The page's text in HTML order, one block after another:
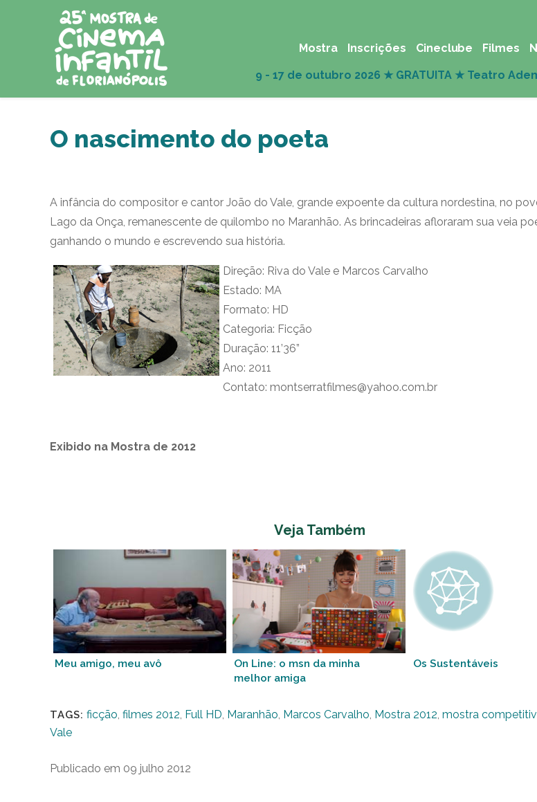
Mostra Inscrições Cineclube Filmes
O nascimento do poeta
A infância do compositor e cantor João do Vale, grande expoente da cultura nordestina, no
Lago da Onça, remanescente de quilombo no Maranhão. As brincadeiras afloraram sua veia
ganhando o mundo e escrevendo sua história.
Direção: Riva do Vale e Marcos Carvalho
Estado: MA
Formato: HD
Categoria: Ficção
Duração: 11’36”
Ano: 2011
Contato: montserratfilmes@yahoo.com.br
Exibido na Mostra de 2012
Veja Também
Meu amigo, meu avô
On Line: o msn da minha
melhor amiga
Os Sustentáveis
TAGS: ficção, filmes 2012, Full HD, Maranhão, Marcos Carvalho, Mostra 2012, mostra
Vale
Publicado em 09 julho 2012